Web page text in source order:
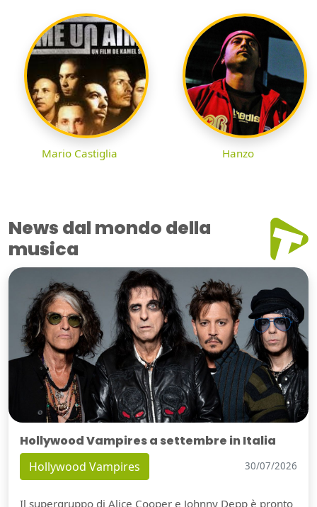
Mario Castiglia Hanzo
News dal mondo della
musica
Hollywood Vampires a settembre in Italia
Hollywood Vampires 30/07/2026
Il supergruppo di Alice Cooper e Johnny Depp è pronto